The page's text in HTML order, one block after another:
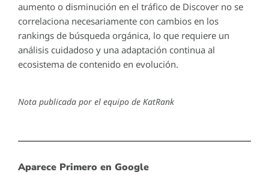
aumento o disminución en el tráfico de Discover no se
correlaciona necesariamente con cambios en los
rankings de búsqueda orgánica, lo que requiere un
análisis cuidadoso y una adaptación continua al
ecosistema de contenido en evolución.
Nota publicada por el equipo de KatRank
Aparece Primero en Google